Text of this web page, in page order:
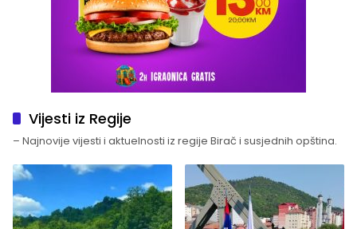
Vijesti iz Regije
– Najnovije vijesti i aktuelnosti iz regije Birač i susjednih opština.